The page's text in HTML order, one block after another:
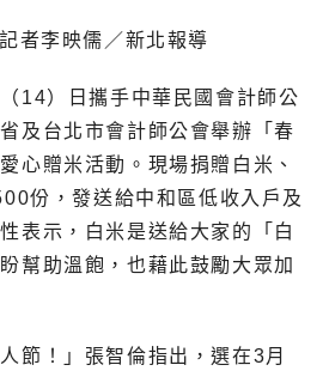
者李映儒／新北報導
14）日攜手中華民國會計師公
及台北市會計師公會舉辦「春
心贈米活動。現場捐贈白米、
份，發送給中和區低收入戶及
表示，白米是送給大家的「白
幫助溫飽，也藉此鼓勵大眾加
節！」張智倫指出，選在3月